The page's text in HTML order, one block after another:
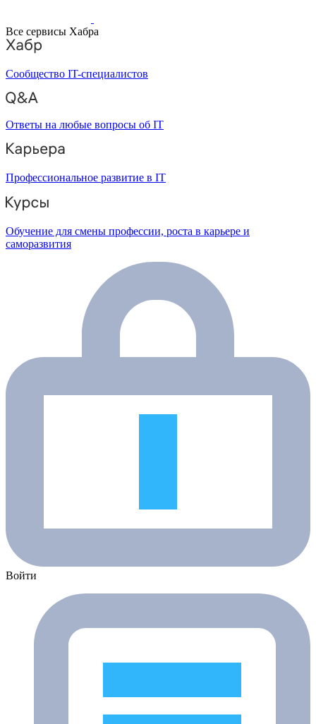
Все сервисы Хабра
Сообщество IT-специалистов
Ответы на любые вопросы об IT
Профессиональное развитие в IT
Обучение для смены профессии, роста в карьере и
саморазвития
Войти